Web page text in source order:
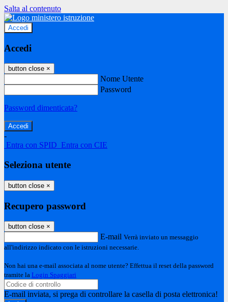
Salta al contenuto
Accedi
Accedi
button close ×
Nome Utente
Password
Password dimenticata?
-
Entra con SPID Entra con CIE
Seleziona utente
button close ×
Recupero password
button close ×
E-mail Verrà inviato un messaggio
all'indirizzo indicato con le istruzioni necessarie.
Non hai una e-mail associata al nome utente? Effettua il reset della password
tramite la Login Spaggiari
E-mail inviata, si prega di controllare la casella di posta elettronica!